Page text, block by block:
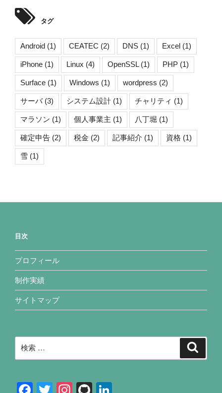
タグ
Android (1) CEATEC (2) DNS (1) Excel (1)
iPhone (1) Linux (4) OpenSSL(1) PHP (1)
Surface (1) Windows (1) wordpress (2)
サーバ(3) システム設計 (1) チャリティ (1)
マラソン (1) 個人事業主 (1) 八丁堀 (1)
確定申告 (2) 税金 (2) 記事紹介 (1) 資格 (1)
雪 (1)
目次
プロフィール
制作実績
サイトマップ
索: